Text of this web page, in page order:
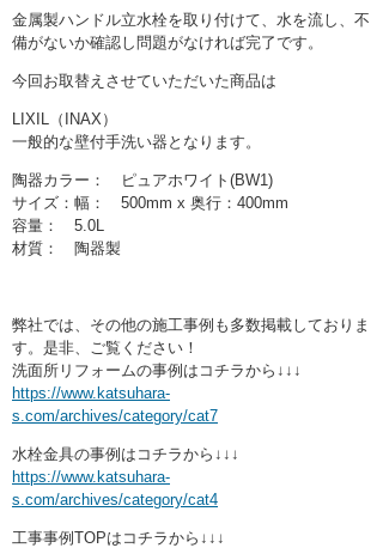
金属製ハンドル立水栓を取り付けて、水を流し、不
備がないか確認し問題がなければ完了です。
今回お取替えさせていただいた商品は
LIXIL（INAX）
一般的な壁付手洗い器となります。
陶器カラー： ピュアホワイト(BW1)
サイズ：幅： 500mm x 奥行：400mm
容量： 5.0L
材質： 陶器製
弊社では、その他の施工事例も多数掲載しておりま
す。是非、ご覧ください！
洗面所リフォームの事例はコチラから↓↓↓
https://www.katsuhara-
s.com/archives/category/cat7
水栓金具の事例はコチラから↓↓↓
https://www.katsuhara-
s.com/archives/category/cat4
工事事例TOPはコチラから↓↓↓